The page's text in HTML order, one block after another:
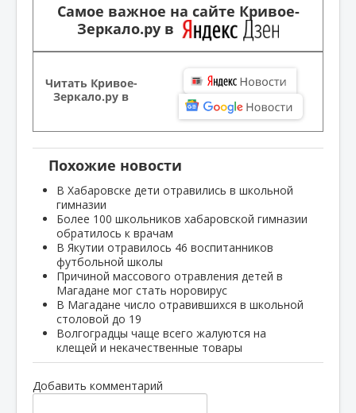
Самое важное на сайте Кривое-
Зеркало.ру в
Читать Кривое-
Зеркало.ру в
Похожие новости
В Хабаровске дети отравились в школьной
гимназии
Более 100 школьников хабаровской гимназии
обратилось к врачам
В Якутии отравилось 46 воспитанников
футбольной школы
Причиной массового отравления детей в
Магадане мог стать норовирус
В Магадане число отравившихся в школьной
столовой до 19
Волгоградцы чаще всего жалуются на
клещей и некачественные товары
Добавить комментарий